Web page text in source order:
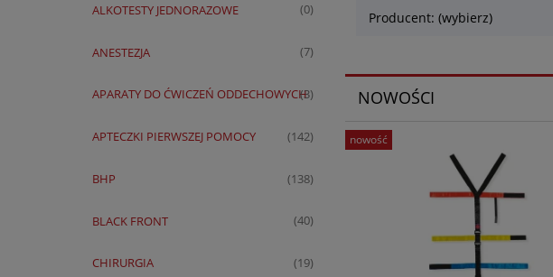
ALKOTESTY JEDNORAZOWE (0)
ANESTEZJA (7)
APARATY DO ĆWICZEŃ ODDECHOWYCH(3)
APTECZKI PIERWSZEJ POMOCY (142)
BHP (138)
BLACK FRONT (40)
CHIRURGIA (19)
Producent: (wybierz)
NOWOŚCI
nowość